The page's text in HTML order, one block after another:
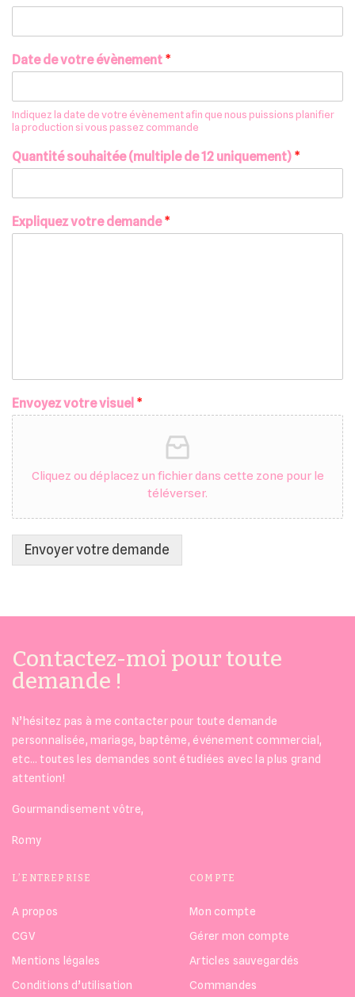
Date de votre évènement *
Indiquez la date de votre évènement afin que nous puissions planifier
la production si vous passez commande
Quantité souhaitée (multiple de 12 uniquement) *
Expliquez votre demande*
Envoyez votre visuel *
Cliquez ou déplacez un fichier dans cette zone pour le
téléverser.
Envoyer votre demande
Contactez-moi pour toute
demande !
N’hésitez pas à me contacter pour toute demande
personnalisée, mariage, baptême, événement commercial,
etc… toutes les demandes sont étudiées avec la plus grand
attention!
Gourmandisement vôtre,
Romy
L’ENTREPRISE
A propos
CGV
Mentions légales
Conditions d’utilisation
COMPTE
Mon compte
Gérer mon compte
Articles sauvegardés
Commandes